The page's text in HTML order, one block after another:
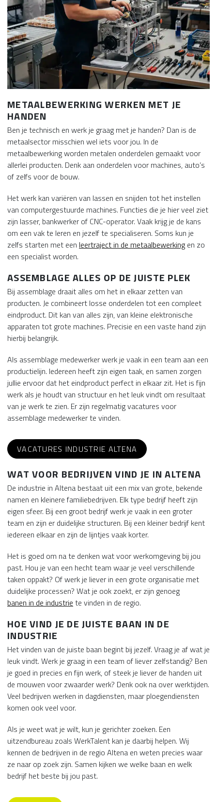
METAALBEWERKING WERKEN MET JE
HANDEN
Ben je technisch en werk je graag met je handen? Dan is de
metaalsector misschien wel iets voor jou. In de
metaalbewerking worden metalen onderdelen gemaakt voor
allerlei producten. Denk aan onderdelen voor machines, auto’s
of zelfs voor de bouw.
Het werk kan variëren van lassen en snijden tot het instellen
van computergestuurde machines. Functies die je hier veel ziet
zijn lasser, bankwerker of CNC-operator. Vaak krijg je de kans
om een vak te leren en jezelf te specialiseren. Soms kun je
zelfs starten met een leertraject in de metaalbewerkingen zo
een specialist worden.
ASSEMBLAGE ALLES OP DE JUISTE PLEK
Bij assemblage draait alles om het in elkaar zetten van
producten. Je combineert losse onderdelen tot een compleet
eindproduct. Dit kan van alles zijn, van kleine elektronische
apparaten tot grote machines. Precisie en een vaste hand zijn
hierbij belangrijk.
Als assemblage medewerker werk je vaak in een team aan een
productielijn. Iedereen heeft zijn eigen taak, en samen zorgen
jullie ervoor dat het eindproduct perfect in elkaar zit. Het is fijn
werk als je houdt van structuur en het leuk vindt om resultaat
van je werk te zien. Er zijn regelmatig vacatures voor
assemblage medewerker te vinden.
VACATURES INDUSTRIE ALTENA
WAT VOOR BEDRIJVEN VIND JE IN ALTENA
De industrie in Altena bestaat uit een mix van grote, bekende
namen en kleinere familiebedrijven. Elk type bedrijf heeft zijn
eigen sfeer. Bij een groot bedrijf werk je vaak in een groter
team en zijn er duidelijke structuren. Bij een kleiner bedrijf kent
iedereen elkaar en zijn de lijntjes vaak korter.
Het is goed om na te denken wat voor werkomgeving bij jou
past. Hou je van een hecht team waar je veel verschillende
taken oppakt? Of werk je liever in een grote organisatie met
duidelijke processen? Wat je ook zoekt, er zijn genoeg
banen in de industrie te vinden in de regio.
HOE VIND JE DE JUISTE BAAN IN DE
INDUSTRIE
Het vinden van de juiste baan begint bij jezelf. Vraag je af wat je
leuk vindt. Werk je graag in een team of liever zelfstandig? Ben
je goed in precies en fijn werk, of steek je liever de handen uit
de mouwen voor zwaarder werk? Denk ook na over werktijden.
Veel bedrijven werken in dagdiensten, maar ploegendiensten
komen ook veel voor.
Als je weet wat je wilt, kun je gerichter zoeken. Een
uitzendbureau zoals WerkTalent kan je daarbij helpen. Wij
kennen de bedrijven in de regio Altena en weten precies waar
ze naar op zoek zijn. Samen kijken we welke baan en welk
bedrijf het beste bij jou past.